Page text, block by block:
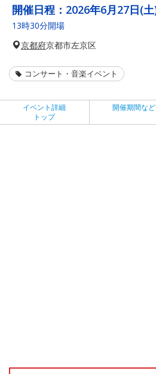
開催日程： 2026年6月27日(
13時30分開場
京都府京都市左京区
コンサート・音楽イベント
イベント詳細
トップ
開催期間など